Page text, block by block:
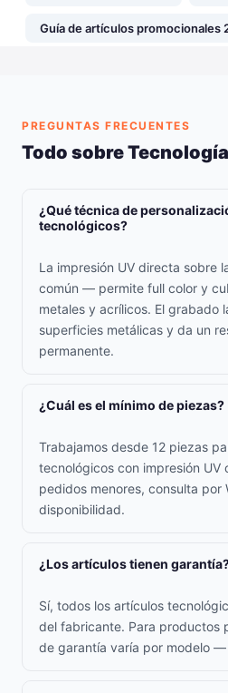
Guía de artículos promocionales
PREGUNTAS FRECUENTES
Todo sobre
¿Qué técnica de
tecnológicos?
La impresión UV directa sobre
común — permite full color y
metales y acrílicos. El grabado
superficies metálicas y da un
permanente.
¿Cuál es el mínimo de piezas?
Trabajamos desde 12 piezas
tecnológicos con impresión UV
pedidos menores, consulta por
disponibilidad.
¿Los artículos tienen
Sí, todos los artículos
del fabricante. Para productos
de garantía varía por modelo